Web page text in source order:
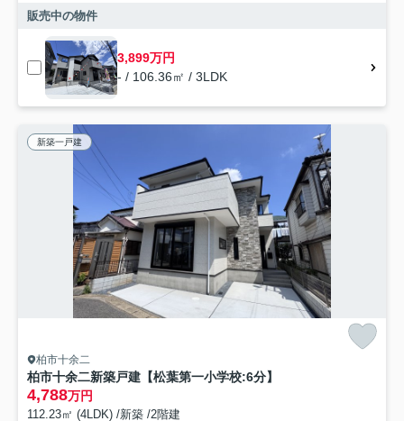
販売中の物件
3,899万円
- / 106.36㎡ / 3LDK
新築一戸建
柏市十余二
柏市十余二新築戸建【松葉第一小学校:6分】
4,788万円
112.23㎡ (4LDK) /新築 /2階建